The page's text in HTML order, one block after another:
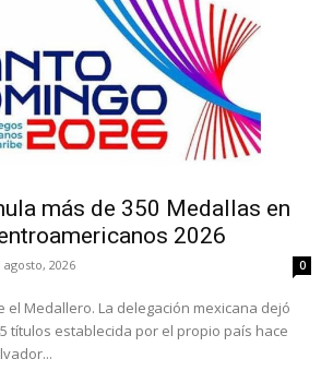
más de 350 Medallas en
2026
agosto, 2026 0
mexicana dejó
títulos establecida por el propio país hace